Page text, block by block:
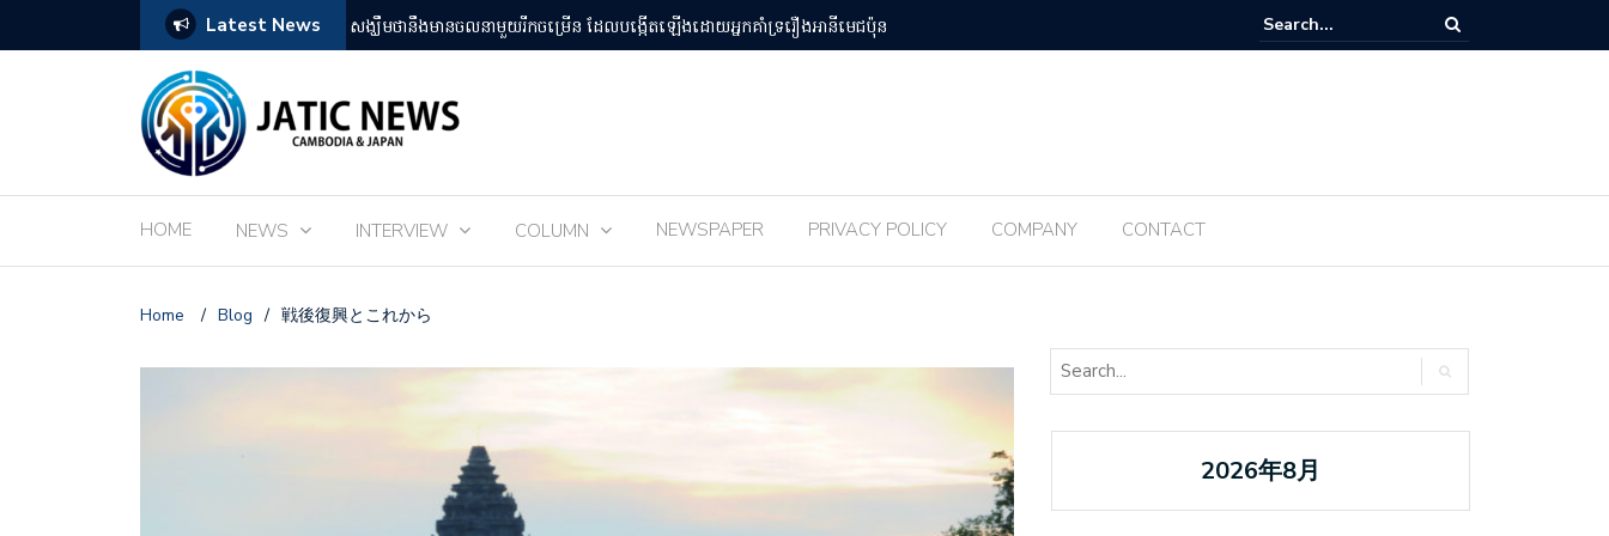
Latest News
ើងដោយអ្នកគាំទ្ររឿងអានីមេជប៉ុន ពិព័រណ៌ EXPO 2025 នៅតំបន់Osaka Kansai ពិធីបុណ្យ Tanabata ប្រចាំឆ្នាំ ២០២៥ ត្រូវបានធ្វើឡើងម្តងទៀតនៅឆ្នាំនេះ
HOME NEWS INTERVIEW COLUMN NEWSPAPER PRIVACY POLICY COMPANY CONTACT
Home / Blog / 戦後復興とこれから
2026年8月